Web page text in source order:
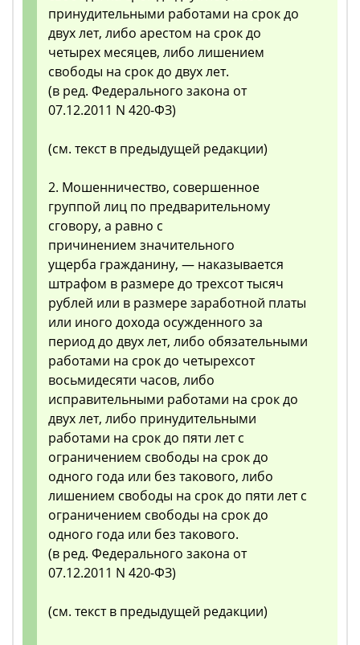
принудительными работами на срок до
двух лет, либо арестом на срок до
четырех месяцев, либо лишением
свободы на срок до двух лет.
(в ред. Федерального закона от
07.12.2011 N 420-ФЗ)
(см. текст в предыдущей редакции)
2. Мошенничество, совершенное
группой лиц по предварительному
сговору, а равно с
причинением значительного
ущерба гражданину, — наказывается
штрафом в размере до трехсот тысяч
рублей или в размере заработной платы
или иного дохода осужденного за
период до двух лет, либо обязательными
работами на срок до четырехсот
восьмидесяти часов, либо
исправительными работами на срок до
двух лет, либо принудительными
работами на срок до пяти лет с
ограничением свободы на срок до
одного года или без такового, либо
лишением свободы на срок до пяти лет с
ограничением свободы на срок до
одного года или без такового.
(в ред. Федерального закона от
07.12.2011 N 420-ФЗ)
(см. текст в предыдущей редакции)